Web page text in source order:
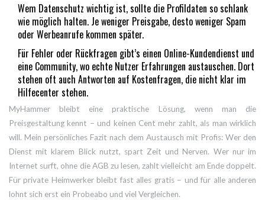
Wem Datenschutz wichtig ist, sollte die Profildaten so schlank
wie möglich halten. Je weniger Preisgabe, desto weniger Spam
oder Werbeanrufe kommen später.
Für Fehler oder Rückfragen gibt’s einen Online-Kundendienst und
eine Community, wo echte Nutzer Erfahrungen austauschen. Dort
stehen oft auch Antworten auf Kostenfragen, die nicht klar im
Hilfecenter stehen.
MyHammer bleibt eine praktische Lösung, wenn man die
Preisgestaltung kennt – und keinen Cent mehr zahlt, als man wirklich
will. Mein persönliches Fazit nach dem Austausch mit Profis: Wer den
Dienst mit klarem Blick nutzt, spart Zeit und Nerven. Wer nur im
Internet surft, ohne die AGB zu lesen, zahlt vielleicht am Ende doppelt.
Für private Heimwerker bleibt fast alles gratis – und für alle anderen
lohnt sich erst ein Probeabo und viel Vergleichen.